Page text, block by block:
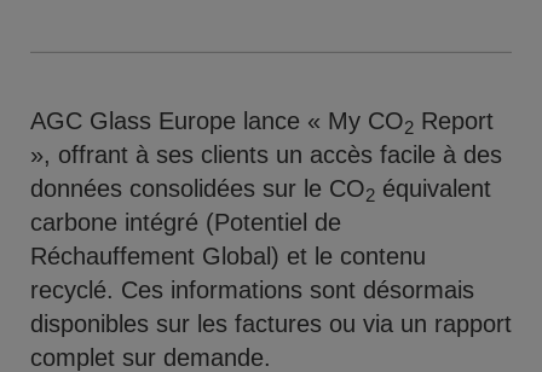
AGC Glass Europe lance « My CO2 Report
», offrant à ses clients un accès facile à des
données consolidées sur le CO2 équivalent
carbone intégré (Potentiel de
Réchauffement Global) et le contenu
recyclé. Ces informations sont désormais
disponibles sur les factures ou via un rapport
complet sur demande.